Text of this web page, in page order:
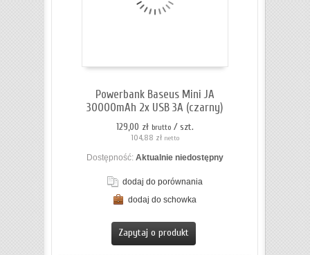
Powerbank Baseus Mini JA
30000mAh 2x USB 3A (czarny)
129,00 zł brutto / szt.
104,88 zł netto
Dostępność: Aktualnie niedostępny
dodaj do porównania
dodaj do schowka
Zapytaj o produkt